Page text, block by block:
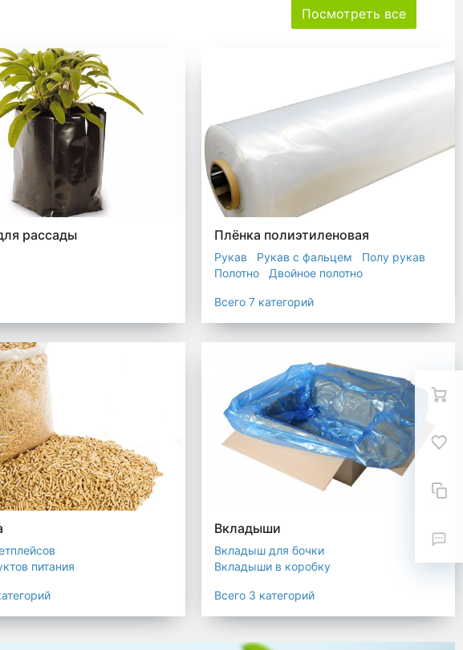
Посмотреть все
рассады Плёнка полиэтиленовая
Рукав Рукав с фальцем
Полу рукав
Полотно
Двойное полотно
Всего 7 категорий
питания
товаров
Пленка
Вкладыши
Вкладыш для бочки
Вкладыши в коробку
Всего 3 категорий